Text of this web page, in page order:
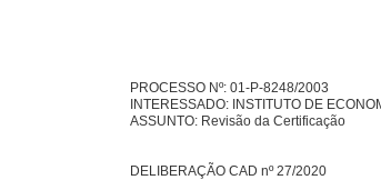
PROCESSO Nº: 01-P-8248/2003
INTERESSADO: INSTITUTO DE
ASSUNTO: Revisão da Certificação
DELIBERAÇÃO CAD nº 27/2020